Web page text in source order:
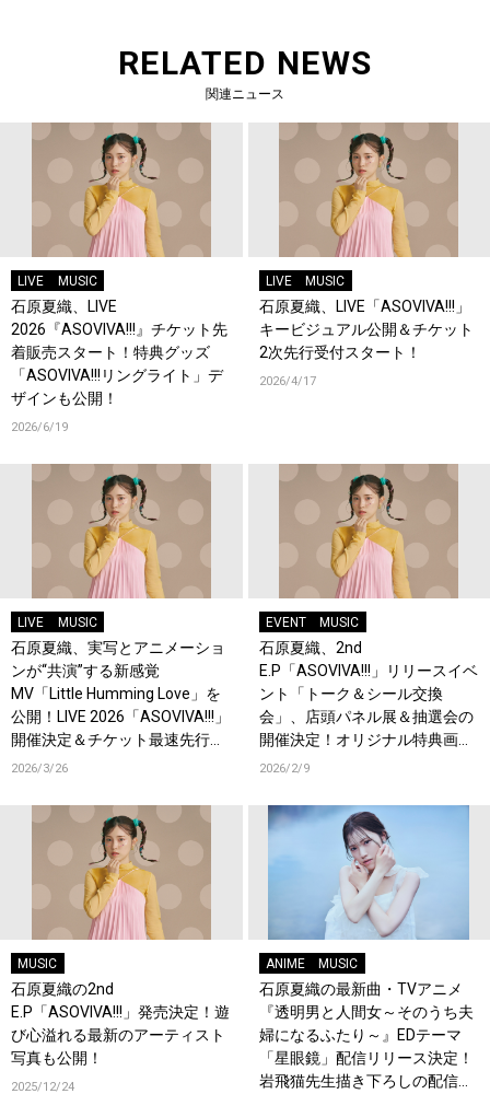
RELATED NEWS
関連ニュース
LIVE MUSIC
石原夏織、LIVE
2026『ASOVIVA!!!』チケット先
着販売スタート！特典グッズ
「ASOVIVA!!!リングライト」デ
ザインも公開！
2026/6/19
LIVE MUSIC
石原夏織、LIVE「ASOVIVA!!!」
キービジュアル公開＆チケット
2次先行受付スタート！
2026/4/17
LIVE MUSIC
石原夏織、実写とアニメーショ
ンが“共演”する新感覚
MV「Little Humming Love」を
公開！LIVE 2026「ASOVIVA!!!」
開催決定＆チケット最速先行受
付スタート！
2026/3/26
EVENT MUSIC
石原夏織、2nd
E.P「ASOVIVA!!!」リリースイベ
ント「トーク＆シール交換
会」、店頭パネル展＆抽選会の
開催決定！オリジナル特典画像
も公開！
2026/2/9
MUSIC
石原夏織の2nd
E.P「ASOVIVA!!!」発売決定！遊
び心溢れる最新のアーティスト
写真も公開！
2025/12/24
ANIME MUSIC
石原夏織の最新曲・TVアニメ
『透明男と人間女～そのうち夫
婦になるふたり～』EDテーマ
「星眼鏡」配信リリース決定！
岩飛猫先生描き下ろしの配信ジ